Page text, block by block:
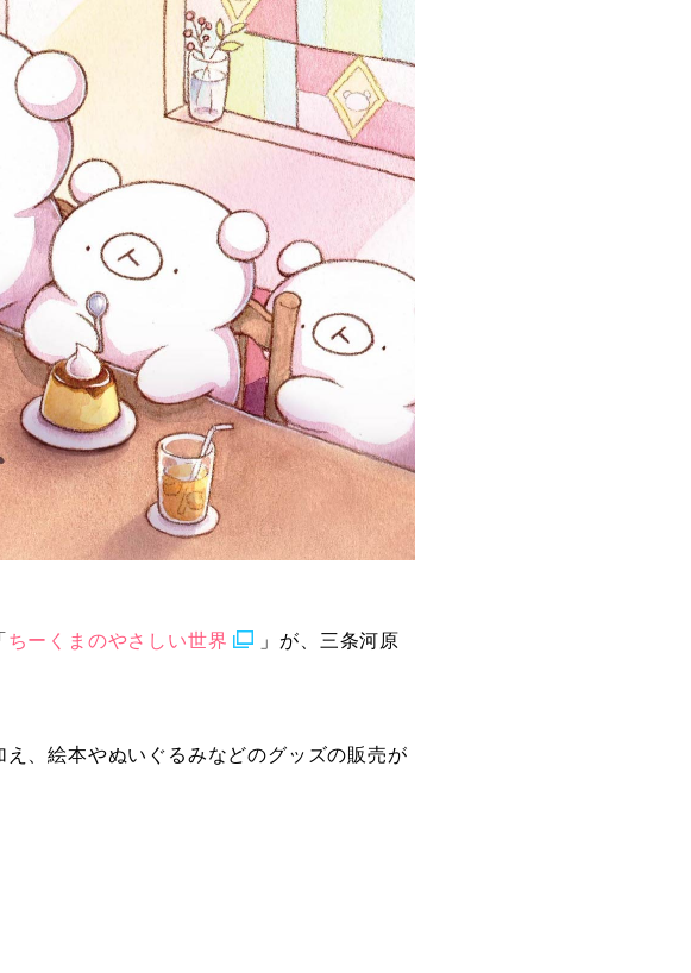
科
（仮称・構想中／2028年
度開設予定）
ちーくまのやさしい世界
」が、三条河原
、絵本やぬいぐるみなどのグッズの販売が